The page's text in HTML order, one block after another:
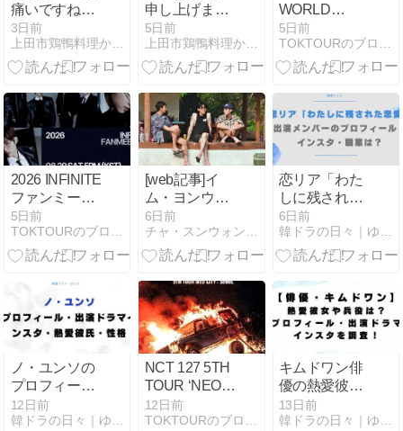
痛いですね☹️
夏休みに入り
小学生がいる
ご家庭はた～
は未就学児な
のですが
3日前
上田市鶏鴨料理かぶらや家族社中FC2ブログ
申し上げま
す。 毎日暑い
日が続きます
が皆さまお変
ごしですか？
5日前
上田市鶏鴨料理かぶらや家族社中FC2ブログ
WORLD
DREAM
AWARDS
5日前
TOKTOURのブログ〜韓国チケット代行〜
2026 INFINITE
ファンミーテ
ィング「無限
大集会Ⅴ」
5日前
TOKTOURのブログ〜韓国チケット代行〜
[web記事]イ
ム・ヨンウン
の人気に驚い
たチャ・スン
ウォン「私た
出てほしい」
カメオ出演？
6日前
チャ・スンウォン！ 非公式ファンサイト
恋リア「わた
しに残された
恋愛」出演メ
ンバーのプロ
フィール・イ
業・配信日を
調査！
6日前
韓ドラの日々｜ゆんこりブログ
ノ・ユンソの
プロフィー
ル！出演ドラ
マ・インス
12日前
NCT 127 5TH
TOUR ‘NEO
CITY : SEOUL
- THE
12日前
キムドワン俳
優の熱愛彼女
や兵役は？プ
ロフィール・
13日前